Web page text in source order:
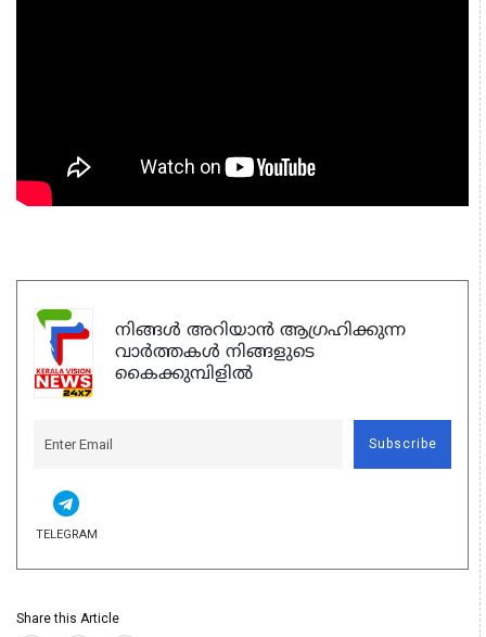
നിങ്ങൾ അറിയാൻ ആഗ്രഹിക്കുന്ന
വാർത്തകൾ നിങ്ങളുടെ
കൈക്കുമ്പിളിൽ
Subscribe
TELEGRAM
Share this Article